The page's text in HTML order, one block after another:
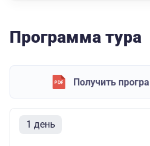
Программа тура
Получить
1 день